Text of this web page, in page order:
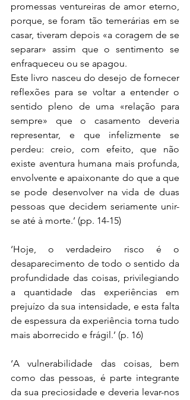
promessas ventureiras de amor eterno,
porque, se foram tão temerárias em se
casar, tiveram depois «a coragem de se
separar» assim que o sentimento se
enfraqueceu ou se apagou.
Este livro nasceu do desejo de fornecer
reflexões para se voltar a entender o
sentido pleno de uma «relação para
sempre» que o casamento deveria
representar, e que infelizmente se
perdeu: creio, com efeito, que não
existe aventura humana mais profunda,
envolvente e apaixonante do que a que
se pode desenvolver na vida de duas
pessoas que decidem seriamente unir-
se até à morte.’ (pp. 14-15)
‘Hoje, o verdadeiro risco é o
desaparecimento de todo o sentido da
profundidade das coisas, privilegiando
a quantidade das experiências em
prejuízo da sua intensidade, e esta falta
de espessura da experiência torna tudo
mais aborrecido e frágil.’ (p. 16)
‘A vulnerabilidade das coisas, bem
como das pessoas, é parte integrante
da sua preciosidade e deveria levar-nos